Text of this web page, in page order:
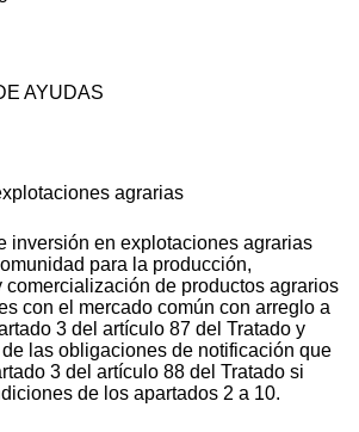
AYUDAS
agrarias
inversión en explotaciones agrarias
para la producción,
comercialización de productos agrarios
con el mercado común con arreglo a
3 del artículo 87 del Tratado y
las obligaciones de notificación que
3 del artículo 88 del Tratado si
de los apartados 2 a 10.